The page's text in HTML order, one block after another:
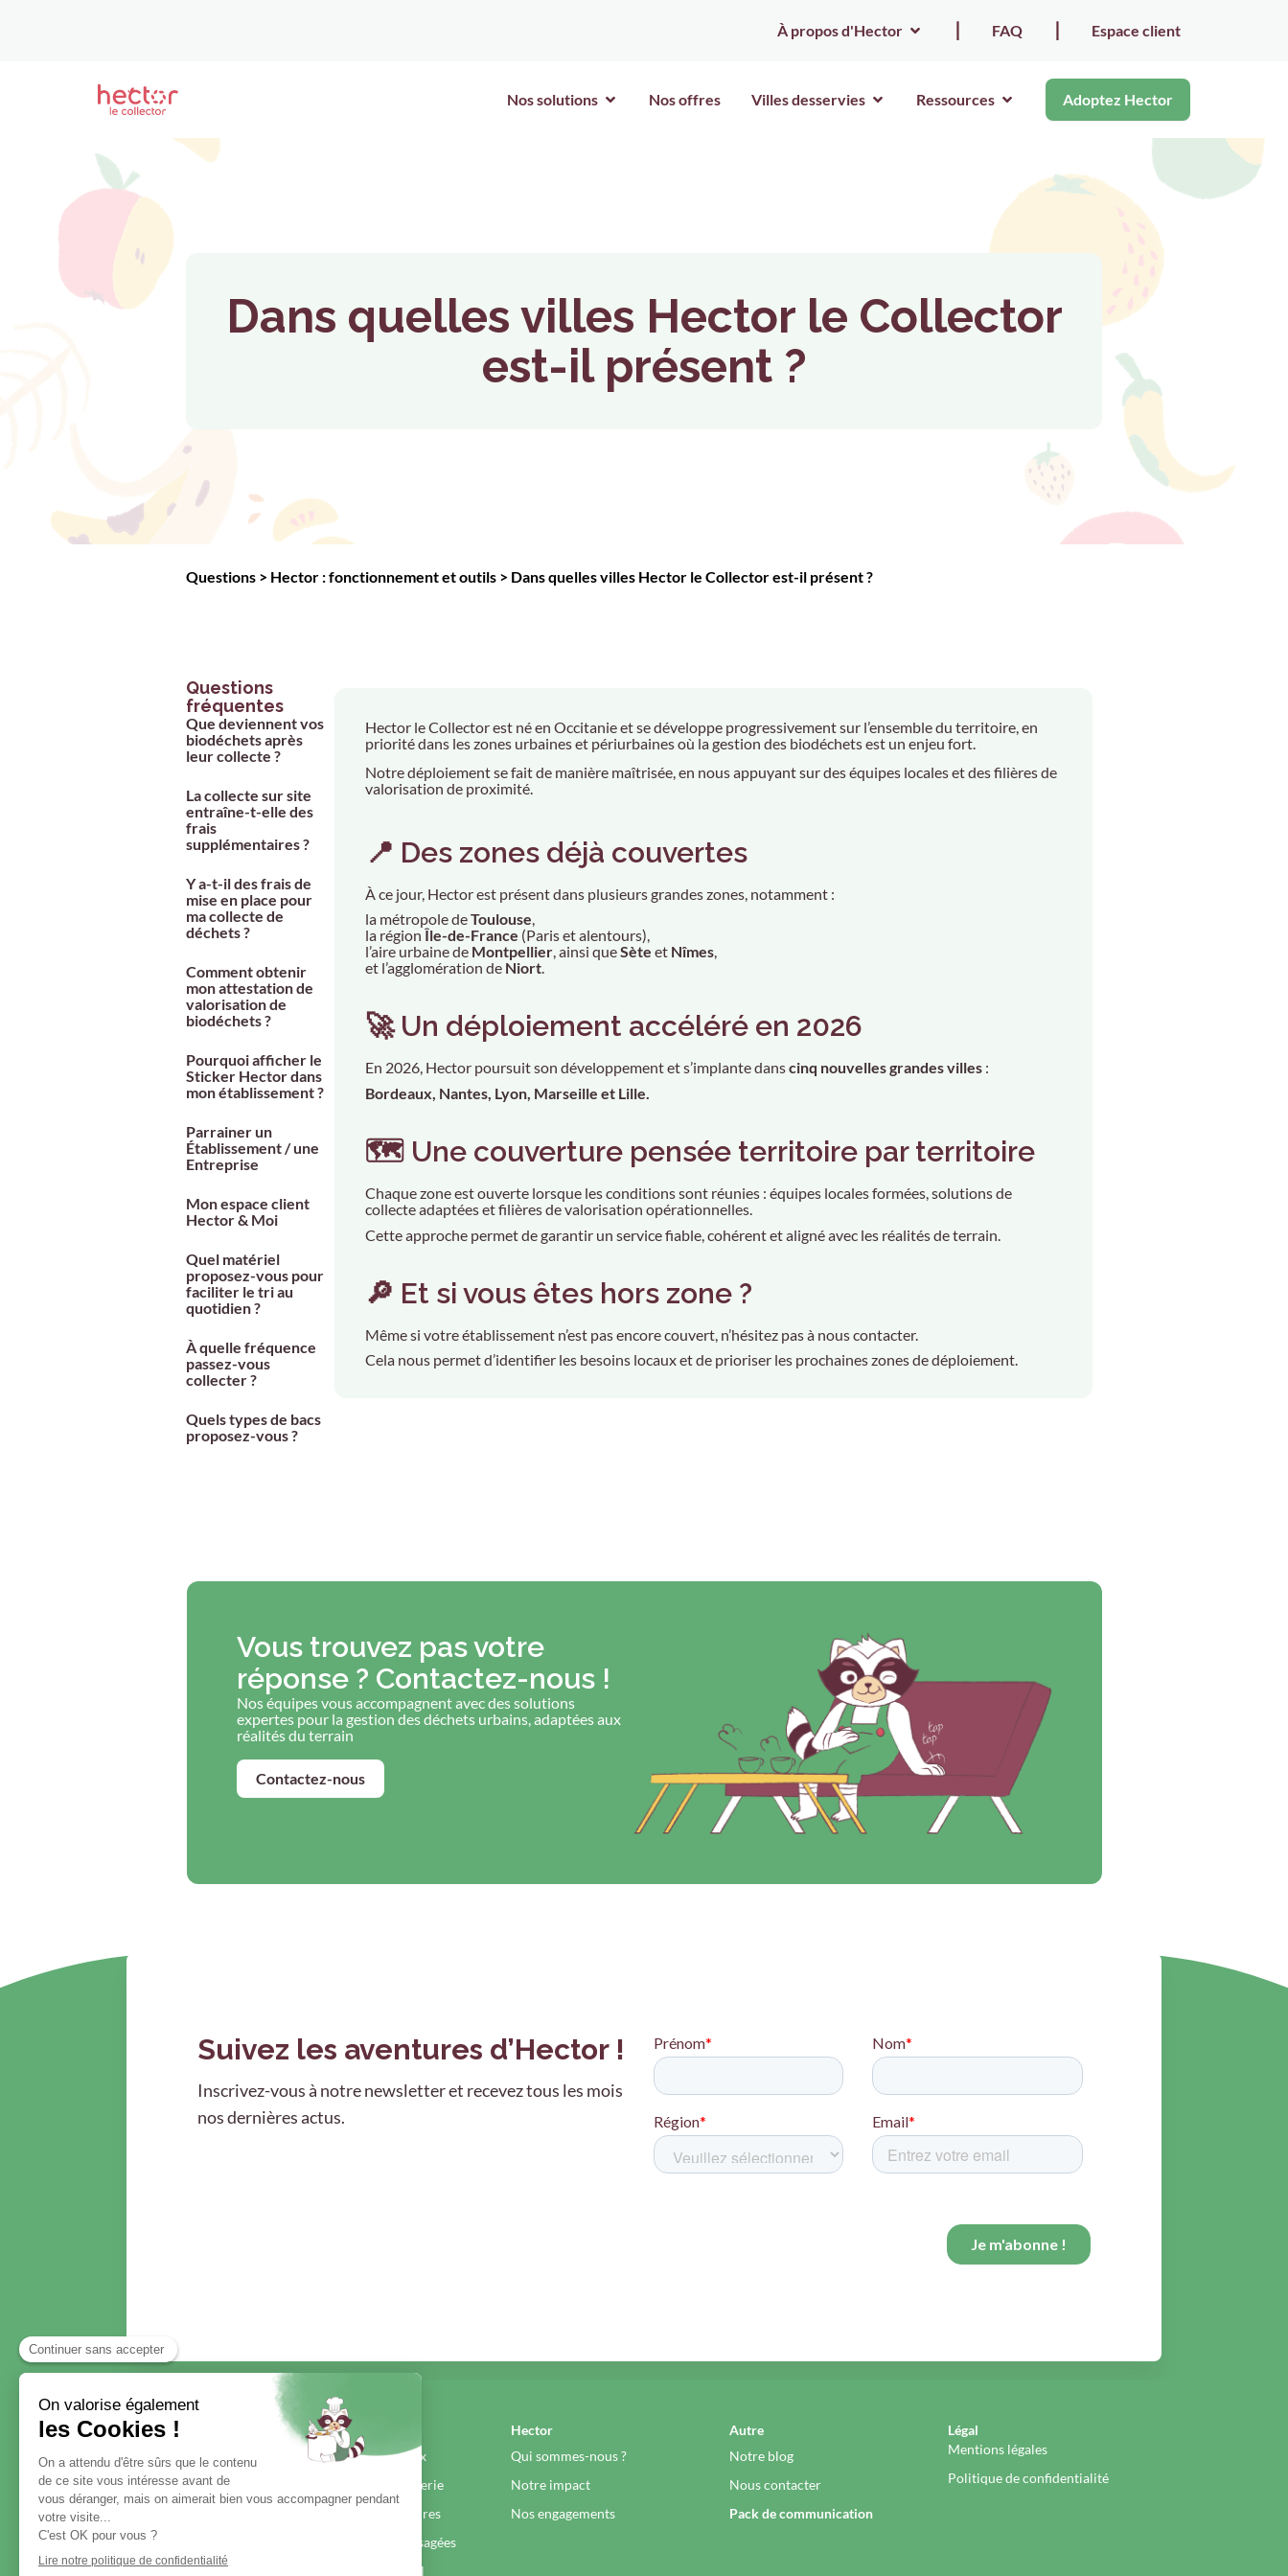
À propos d'Hector FAQ Espace client
Nos solutions Nos offres Villes desservies Ressources Adoptez Hector
Dans quelles villes Hector le Collector
est-il présent ?
Questions > Hector : fonctionnement et outils > Dans quelles villes Hector le Collector est-il présent ?
Questions
fréquentes
Que deviennent vos
biodéchets après
leur collecte ?
La collecte sur site
entraîne-t-elle des
frais
supplémentaires ?
Y a-t-il des frais de
mise en place pour
ma collecte de
déchets ?
Comment obtenir
mon attestation de
valorisation de
biodéchets ?
Pourquoi afficher le
Sticker Hector dans
mon établissement ?
Parrainer un
Établissement / une
Entreprise
Mon espace client
Hector & Moi
Quel matériel
proposez-vous pour
faciliter le tri au
quotidien ?
À quelle fréquence
passez-vous
collecter ?
Quels types de bacs
proposez-vous ?
Hector le Collector est né en Occitanie et se développe progressivement sur l’ensemble du territoire, en
priorité dans les zones urbaines et périurbaines où la gestion des biodéchets est un enjeu fort.
Notre déploiement se fait de manière maîtrisée, en nous appuyant sur des équipes locales et des filières de
valorisation de proximité.
📍 Des zones déjà couvertes
À ce jour, Hector est présent dans plusieurs grandes zones, notamment :
la métropole deToulouse,
la régionÎle-de-France (Paris et alentours),
l’aire urbaine de Montpellier, ainsi queSète et Nîmes,
et l’agglomération de Niort.
🚀 Un déploiement accéléré en 2026
En 2026, Hector poursuit son développement et s’implante danscinq nouvelles grandes villes :
Bordeaux, Nantes, Lyon, Marseille et Lille.
🗺️ Une couverture pensée territoire par territoire
Chaque zone est ouverte lorsque les conditions sont réunies : équipes locales formées, solutions de
collecte adaptées et filières de valorisation opérationnelles.
Cette approche permet de garantir un service fiable, cohérent et aligné avec les réalités de terrain.
🔎 Et si vous êtes hors zone ?
Même si votre établissement n’est pas encore couvert, n’hésitez pas à nous contacter.
Cela nous permet d’identifier les besoins locaux et de prioriser les prochaines zones de déploiement.
Vous trouvez pas votre
réponse ? Contactez-nous !
Nos équipes vous accompagnent avec des solutions
expertes pour la gestion des déchets urbains, adaptées aux
réalités du terrain
Contactez-nous
Suivez les aventures d’Hector !
Inscrivez-vous à notre newsletter et recevez tous les mois
nos dernières actus.
Nos offres
Entreprises et bureaux
Restauration et hôtellerie
Commerces alimentaires
Huiles alimentaires usagées
Déchets Événementiel
Hector
Qui sommes-nous ?
Notre impact
Nos engagements
Autre
Notre blog
Nous contacter
Pack de communication
Légal
Mentions légales
Politique de confidentialité